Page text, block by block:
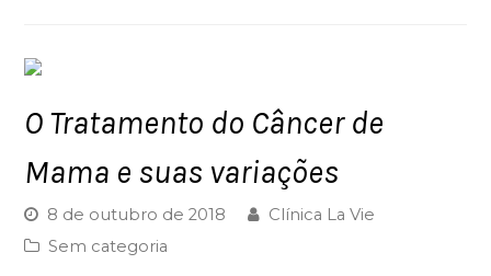
O Tratamento do Câncer de
Mama e suas variações
8 de outubro de 2018
Clínica La Vie
Sem categoria